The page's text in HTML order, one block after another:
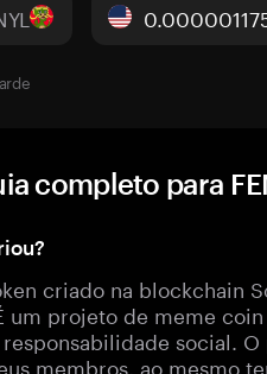
completo para
criado na blockchain
projeto de meme
social.
membros, ao mesmo